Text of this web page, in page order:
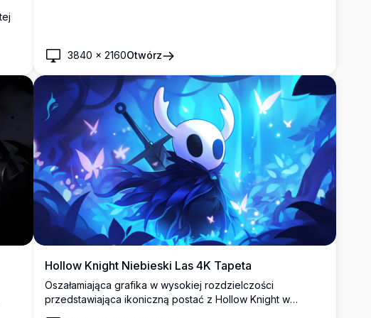
3840 × 2160Otwórz
Hollow Knight Niebieski Las 4K Tapeta
Oszałamiająca grafika w wysokiej rozdzielczości
przedstawiająca ikoniczną postać z Hollow Knight w